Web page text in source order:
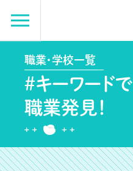
職業・学校一覧
#キーワードで
職業発見！